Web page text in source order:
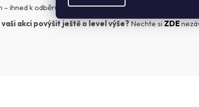
– ihned k odběru na provozovně (Praha 10), doručení do
akci povýšit ještě o level výše?Nechte si ZDE